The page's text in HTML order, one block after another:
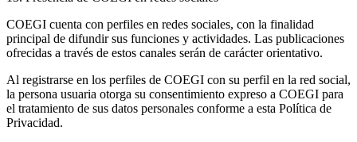
COEGI cuenta con perfiles en redes sociales, con la finalidad
principal de difundir sus funciones y actividades. Las publicaciones
ofrecidas a través de estos canales serán de carácter orientativo.
Al registrarse en los perfiles de COEGI con su perfil en la red social,
la persona usuaria otorga su consentimiento expreso a COEGI para
el tratamiento de sus datos personales conforme a esta Política de
Privacidad.